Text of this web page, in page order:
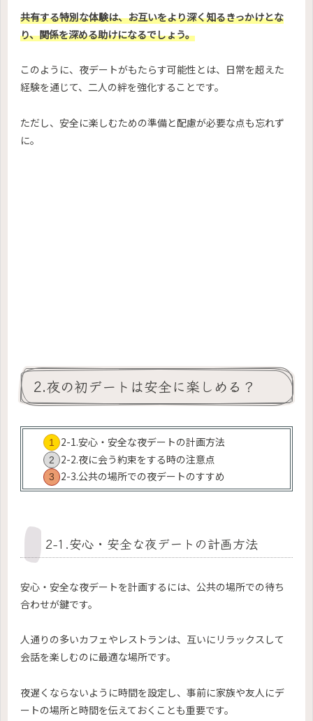
共有する特別な体験は、お互いをより深く知るきっかけとな
り、関係を深める助けになるでしょう。
このように、夜デートがもたらす可能性とは、日常を超えた
経験を通じて、二人の絆を強化することです。
ただし、安全に楽しむための準備と配慮が必要な点も忘れず
に。
2.夜の初デートは安全に楽しめる？
2-1.安心・安全な夜デートの計画方法
2-2.夜に会う約束をする時の注意点
2-3.公共の場所での夜デートのすすめ
2-1.安心・安全な夜デートの計画方法
安心・安全な夜デートを計画するには、公共の場所での待ち
合わせが鍵です。
人通りの多いカフェやレストランは、互いにリラックスして
会話を楽しむのに最適な場所です。
夜遅くならないように時間を設定し、事前に家族や友人にデ
ートの場所と時間を伝えておくことも重要です。